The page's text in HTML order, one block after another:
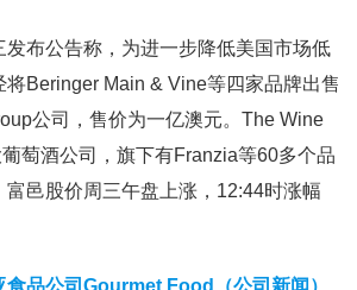
发布公告称，为进一步降低美国市场低
Beringer Main & Vine等四家品牌出售
公司，售价为一亿澳元。The Wine
萄酒公司，旗下有Franzia等60多个品
富邑股价周三午盘上涨，12:44时涨幅
品公司Gourmet Food（公司新闻）